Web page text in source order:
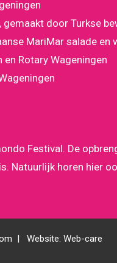
door Turkse
MariMar salade
Rotary Wageningen
Festival. De
Natuurlijk horen hier
| Website: Web-care